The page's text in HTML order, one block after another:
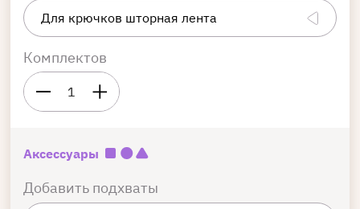
Комплектов
1
Аксессуары
Добавить подхваты